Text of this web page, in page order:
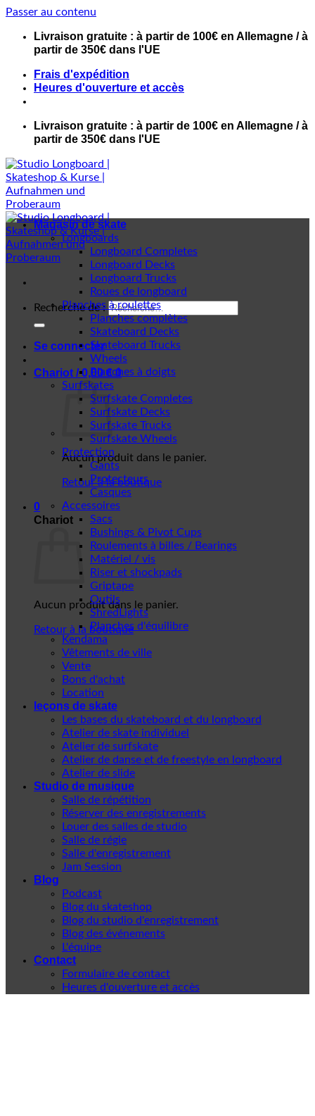
Passer au contenu
Livraison gratuite : à partir de 100€ en Allemagne / à
partir de 350€ dans l'UE
Frais d'expédition
Heures d'ouverture et accès
Livraison gratuite : à partir de 100€ en Allemagne / à
partir de 350€ dans l'UE
Recherche de :
Se connecter
Chariot /0,00€ 0
Aucun produit dans le panier.
Retour à la boutique
0
Chariot
Aucun produit dans le panier.
Retour à la boutique
Magasin de skate
Longboards
Longboard Completes
Longboard Decks
Longboard Trucks
Roues de longboard
Planches à roulettes
Planches complètes
Skateboard Decks
Skateboard Trucks
Wheels
Planches à doigts
Surfskates
Surfskate Completes
Surfskate Decks
Surfskate Trucks
Surfskate Wheels
Protection
Gants
Protecteurs
Casques
Accessoires
Sacs
Bushings & Pivot Cups
Roulements à billes / Bearings
Matériel / vis
Riser et shockpads
Griptape
Outils
ShredLights
Planches d'équilibre
Kendama
Vêtements de ville
Vente
Bons d'achat
Location
leçons de skate
Les bases du skateboard et du longboard
Atelier de skate individuel
Atelier de surfskate
Atelier de danse et de freestyle en longboard
Atelier de slide
Studio de musique
Salle de répétition
Réserver des enregistrements
Louer des salles de studio
Salle de régie
Salle d'enregistrement
Jam Session
Blog
Podcast
Blog du skateshop
Blog du studio d'enregistrement
Blog des événements
L'équipe
Contact
Formulaire de contact
Heures d'ouverture et accès